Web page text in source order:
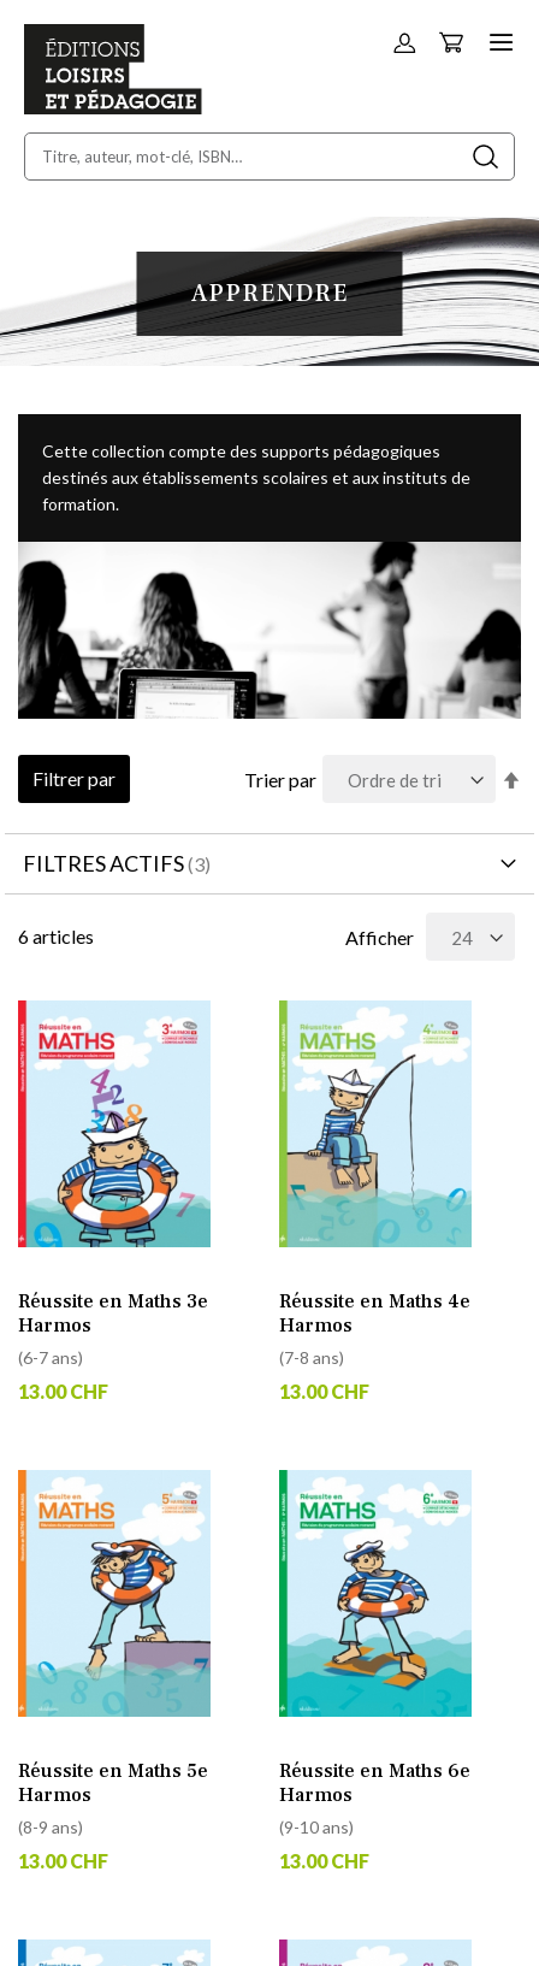
Allez
Panier
APPRENDRE
Cette collection compte des supports pédagogiques
destinés aux établissements scolaires et aux instituts de
formation.
6articles Afficher
Trier par
Réussite en Maths 3e
Harmos
(6-7 ans)
13.00 CHF
Réussite en Maths 4e
Harmos
(7-8 ans)
13.00 CHF
Réussite en Maths 5e
Harmos
(8-9 ans)
13.00 CHF
Réussite en Maths 6e
Harmos
(9-10 ans)
13.00 CHF
Filtrer par
FILTRES ACTIFS